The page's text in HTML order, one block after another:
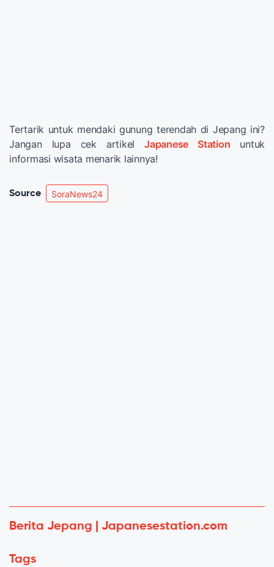
Tertarik untuk mendaki gunung terendah di Jepang ini?
Jangan lupa cek artikel Japanese Station untuk
informasi wisata menarik lainnya!
Source SoraNews24
Berita Jepang | Japanesestation.com
Tags